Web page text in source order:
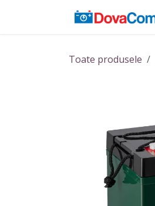
Toate produsele